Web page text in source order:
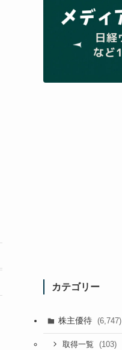
カテゴリー
株主優待 (6,747)
取得一覧 (103)